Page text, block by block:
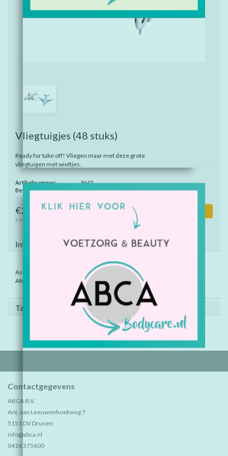
Vliegtuigjes (48 stuks)
Ready for take off! Vliegen maar met deze grote
vliegtuigen met wieltjes.
Artikelnummer:
8645
Beschikbaarheid:
Op voorraad
€22,65
Excl. btw
Toevoegen aan winkelwagen
Informatie
Assorti kleuren geleverd( rood, blauw)
Afm. vliegtuig: 8,5 cm.
Tags (0)
Contactgegevens
ABCA B.V.
Ant. van Leeuwenhoekweg 7
5151 DV Drunen
info@abca.nl
0416 375600